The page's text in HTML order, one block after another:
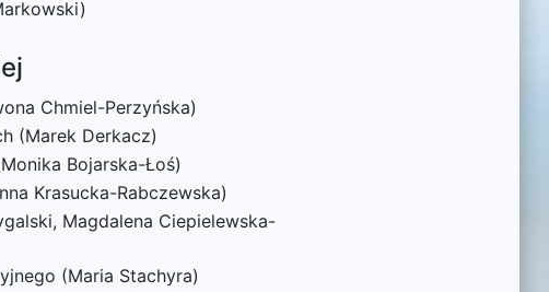
Chmiel-Perzyńska)
(Marek Derkacz)
Bojarska-Łoś)
Krasucka-Rabczewska)
Magdalena Ciepielewska-
(Maria Stachyra)